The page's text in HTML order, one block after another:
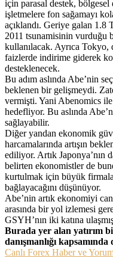
için parasal destek,
işletmelere fon sağamayı
açıklandı. Geriye galan
2011 tsunamisinin vurduğu
kullanılacak. Ayrıca Tokyo,
faizlerde indirime giderek
desteklenecek.
Bu adım aslında Abe’nin
beklenen bir gelişmeydi.
vermişti. Yani Abenomics
hedefliyor. Bu aslında
sağlayabilir.
Diğer yandan ekonomik
harcamalarında artışın
ediliyor. Artık Japonya’nın
belirten ekonomistler de
kurtulmak için büyük
bağlayacağını düşünüyor.
Abe’nin artık ekonomiyi
arasında bir yol izlemesi
GSYH’nın iki katına
Burada yer alan yatırım
danışmanlığı
Canlı Forex Haber ve